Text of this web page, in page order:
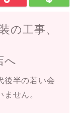
の工事、
へ
後半の若い会
せん。